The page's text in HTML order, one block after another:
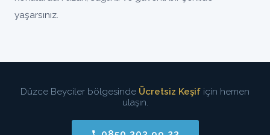
yaşarsınız.
Düzce Beyciler bölgesinde Ücretsiz Keşif için hemen
ulaşın.